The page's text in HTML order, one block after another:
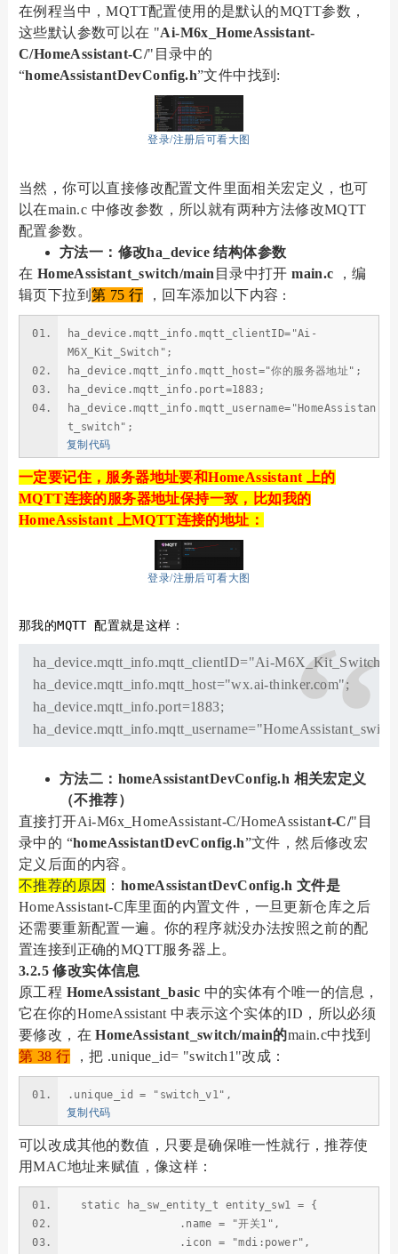
在例程当中，MQTT配置使用的是默认的MQTT参数 ，
这些默认参数可以在 "Ai-M6x_HomeAssistant-
C/HomeAssistant-C/"目录中的
“homeAssistantDevConfig.h”文件中找到:
登录/注册后可看大图
当然，你可以直接修改配置文件里面相关宏定义，也可
以在main.c 中修改参数，所以就有两种方法修改MQTT
配置参数。
方法一：修改ha_device 结构体参数
在 HomeAssistant_switch/main 目录中打开main.c ，编
辑页下拉到 第 75 行 ，回车添加以下内容 ：
ha_device.mqtt_info.mqtt_clientID="Ai-
M6X_Kit_Switch";
ha_device.mqtt_info.mqtt_host="你的服务器地址";
ha_device.mqtt_info.port=1883;
ha_device.mqtt_info.mqtt_username="HomeAssistan
t_switch";
复制代码
一定要记住，服务器地址要和HomeAssistant 上的
MQTT连接的服务器地址保持一致，比如我的
HomeAssistant 上MQTT连接的地址：
登录/注册后可看大图
那我的MQTT 配置就是这样：
ha_device.mqtt_info.mqtt_clientID="Ai-M6X_Kit_Switch";
ha_device.mqtt_info.mqtt_host="wx.ai-thinker.com";
ha_device.mqtt_info.port=1883;
方法二： homeAssistantDevConfig.h 相关宏定义
（不推荐）
直接打开Ai-M6x_HomeAssistant-C/HomeAssistant-C/"目
录中的 “homeAssistantDevConfig.h”文件，然后修改宏
定义后面的内容。
不推荐的原因 ： homeAssistantDevConfig.h 文件是
HomeAssistant-C库里面的内置文件，一旦更新仓库之后
还需要重新配置一遍。你的程序就没办法按照之前的配
置连接到正确的MQTT服务器上。
3.2.5 修改实体信息
原工程 HomeAssistant_basic 中的实体有个唯一的信息，
它在你的HomeAssistant 中表示这个实体的ID，所以必须
要修改，在HomeAssistant_switch/main的main.c中找到
第 38 行 ，把 .unique_id= "switch1"改成：
.unique_id = "switch_v1",
复制代码
可以改成其他的数值，只要是确保唯一性就行，推荐使
用MAC地址来赋值，像这样：
static ha_sw_entity_t entity_sw1 = {
.name = "开关1",
.icon = "mdi:power",